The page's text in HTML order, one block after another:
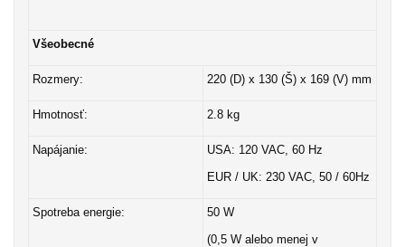
Všeobecné
Rozmery: 220 (D) x 130 (Š) x 169 (V) mm
Hmotnosť: 2.8 kg
Napájanie:
USA: 120 VAC, 60 Hz
EUR / UK: 230 VAC, 50 / 60Hz
Spotreba energie:
50 W
(0,5 W alebo menej v